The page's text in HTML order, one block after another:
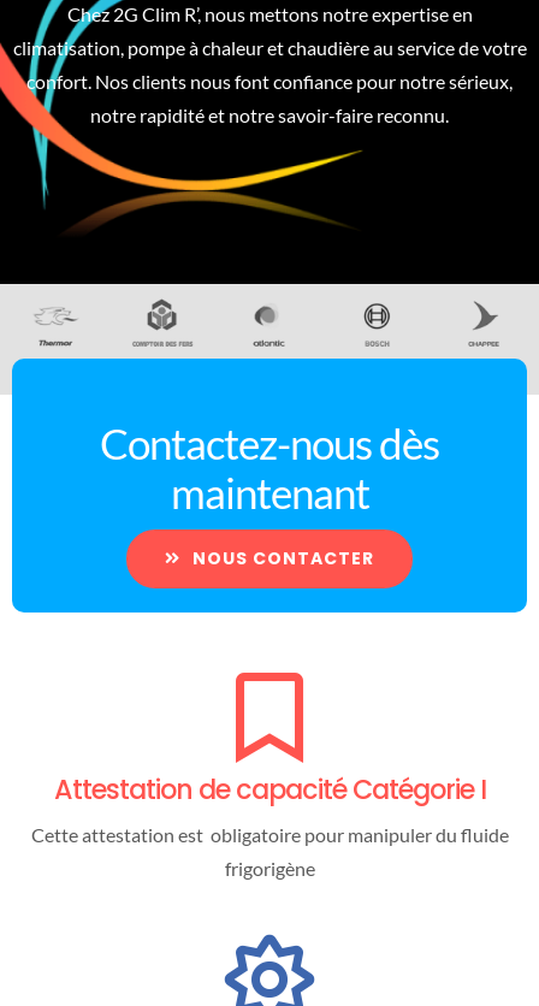
Chez 2G Clim R’, nous mettons notre expertise en
climatisation, pompe à chaleur et chaudière au service de votre
confort. Nos clients nous font confiance pour notre sérieux,
notre rapidité et notre savoir-faire reconnu.
Contactez-nous dès
maintenant
NOUS CONTACTER
Attestation de capacité Catégorie I
Cette attestation est obligatoire pour manipuler du fluide
frigorigène